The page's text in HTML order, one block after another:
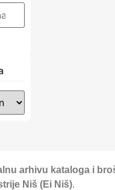
arhivu kataloga i
Niš (Ei Niš).